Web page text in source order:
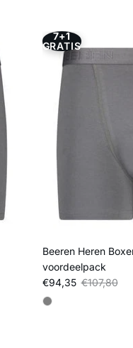
7+1
GRATIS
Beeren Heren
voordeelpack
Verkoopprijs
€94,35 Reguliere
€107,80